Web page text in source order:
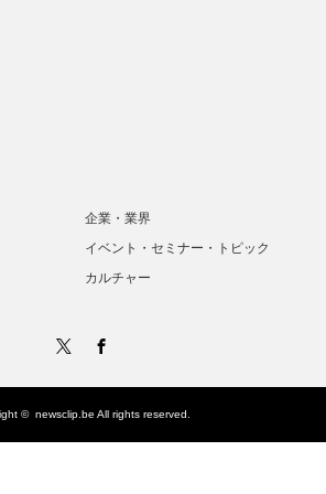
企業・業界
イベント・セミナー・トピック
カルチャー
© newsclip.be All rights reserved.